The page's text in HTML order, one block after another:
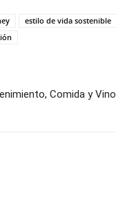
estilo de vida sostenible
Comida y Vino